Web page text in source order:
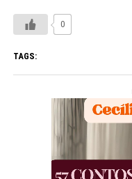
0
TAGS: